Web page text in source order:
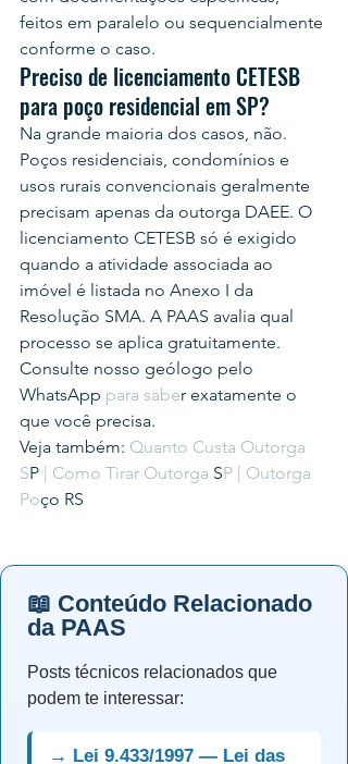
feitos em paralelo ou sequencialmente
conforme o caso.
Preciso de licenciamento CETESB
para poço residencial em SP?
Na grande maioria dos casos, não.
Poços residenciais, condomínios e
usos rurais convencionais geralmente
precisam apenas da outorga DAEE. O
licenciamento CETESB só é exigido
quando a atividade associada ao
imóvel é listada no Anexo I da
Resolução SMA. A PAAS avalia qual
processo se aplica gratuitamente.
Consulte nosso geólogo pelo
WhatsApp para saber exatamente o
que você precisa.
Veja também: Quanto Custa Outorga
SP | Como Tirar Outorga SP | Outorga
Poço RS
📖 Conteúdo Relacionado
da PAAS
Posts técnicos relacionados que
podem te interessar:
→ Lei 9.433/1997 — Lei das